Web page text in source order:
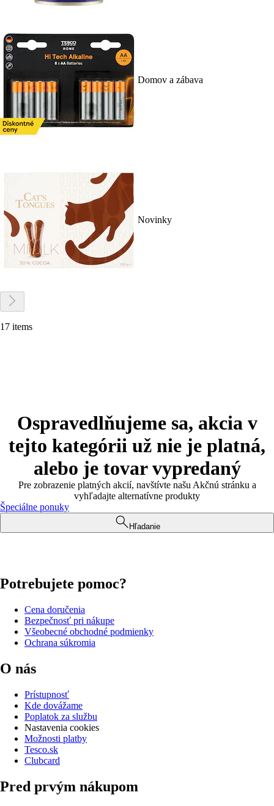
Domov a zábava
Novinky
17 items
Ospravedlňujeme sa, akcia v
tejto kategórii už nie je platná,
alebo je tovar vypredaný
Pre zobrazenie platných akcií, navštívte našu Akčnú stránku a
vyhľadajte alternatívne produkty
Špeciálne ponuky
Hľadanie
Potrebujete pomoc?
Cena doručenia
Bezpečnosť pri nákupe
Všeobecné obchodné podmienky
Ochrana súkromia
O nás
Prístupnosť
Kde dovážame
Poplatok za službu
Nastavenia cookies
Možnosti platby
Tesco.sk
Clubcard
Pred prvým nákupom